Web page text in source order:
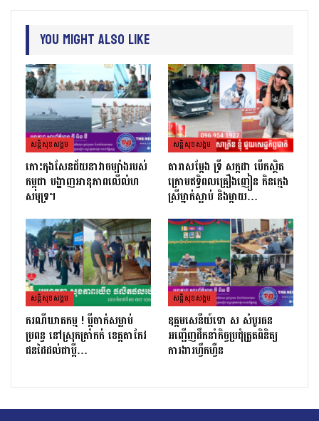
You Might Also Like
សន្តិសុខសង្គម
កោះកុងសែនជ័យនាវាចម្បាំងរបស់
កម្ពុជា បង្ហាញអានុភាពលើលំហ
សមុទ្រ។
សន្តិសុខសង្គម
តារាសម្ដែង ទ្រី សក្កដា បើកស្ថិត
ក្រោមឥទ្ធិពលគ្រឿងញៀន កិនក្មេង
ស្រីម្នាក់ស្លាប់ និងម្ដាយ…
សន្តិសុខសង្គម
ករណីឃាតកម្ម ! ប្ដីចាក់សម្លាប់
ប្រពន្ធ នៅស្រុកត្រាំកក់ ខេត្តតាកែវ
ជនដៃដល់ជាប្ដី…
សន្តិសុខសង្គម
ឧត្តមសេនីយ៍ទោ ស សំបូរធន
អញ្ជើញដឹកនាំកិច្ចប្រជុំត្រួតពិនិត្យ​
ការងារហ្វឹកហ្វឺន